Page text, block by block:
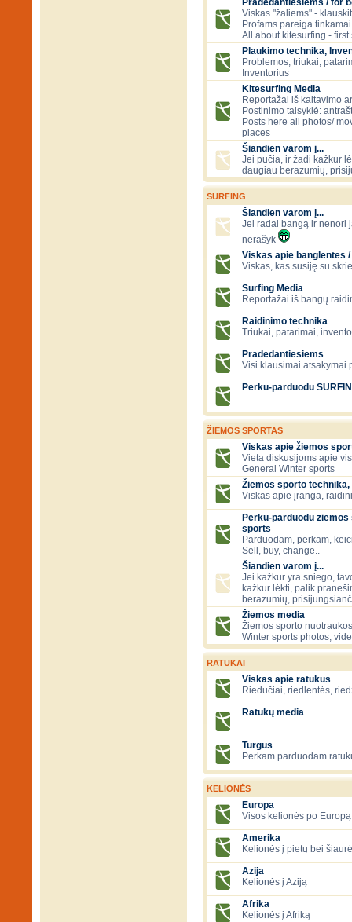
Pradedantiesiems / for
Viskas "žaliems" -
Profams pareiga
All about kitesurfing - first
Plaukimo technika,
Problemos, triukai,
Inventorius
Kitesurfing Media
Reportažai iš kaitavimo
Postinimo taisyklė:
Posts here all photos/
places
Šiandien varom į...
Jei pučia, ir žadi kažkur
daugiau berazumių,
SURFING
Šiandien varom į...
Jei radai bangą ir nenori
nerašyk
Viskas apie banglentes
Viskas, kas susiję su
Surfing Media
Reportažai iš bangų
Raidinimo technika
Triukai, patarimai,
Pradedantiesiems
Visi klausimai atsakymai
Perku-parduodu
ŽIEMOS SPORTAS
Viskas apie žiemos
Vieta diskusijoms apie
General Winter sports
Žiemos sporto
Viskas apie įranga,
Perku-parduodu
sports
Parduodam, perkam,
Sell, buy, change..
Šiandien varom į...
Jei kažkur yra sniego,
kažkur lėkti, palik
berazumių,
Žiemos media
Žiemos sporto
Winter sports photos,
RATUKAI
Viskas apie ratukus
Riedučiai, riedlentės,
Ratukų media
Turgus
Perkam parduodam
KELIONĖS
Europa
Visos kelionės po
Amerika
Kelionės į pietų bei
Azija
Kelionės į Aziją
Afrika
Kelionės į Afriką